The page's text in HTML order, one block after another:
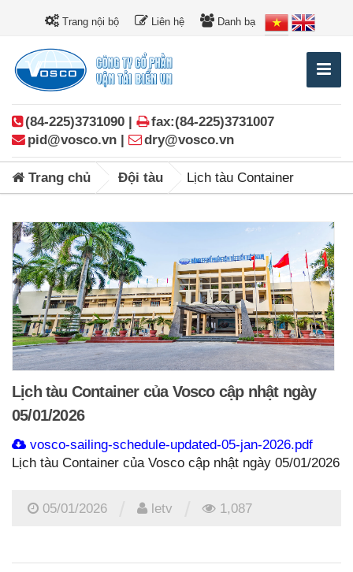
Trang nội bộ Liên hệ Danh bạ
(84-225)3731090 |
fax:(84-225)3731007
pid@vosco.vn |
dry@vosco.vn
Trang chủ Đội tàu Lịch tàu Container
Lịch tàu Container của Vosco cập nhật ngày
05/01/2026
vosco-sailing-schedule-updated-05-jan-2026.pdf
Lịch tàu Container của Vosco cập nhật ngày 05/01/2026
05/01/2026 letv 1,087